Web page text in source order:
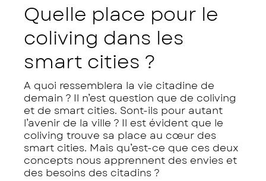
Quelle place pour le
coliving dans les
smart cities ?
A quoi ressemblera la vie citadine de
demain ? Il n’est question que de coliving
et de smart cities. Sont-ils pour autant
l’avenir de la ville ? Il est évident que le
coliving trouve sa place au cœur des
smart cities. Mais qu’est-ce que ces deux
concepts nous apprennent des envies et
des besoins des citadins ?